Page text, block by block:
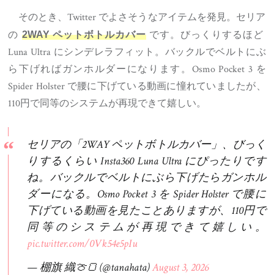
そのとき、Twitter でよさそうなアイテムを発見。セリア
の 2WAY ペットボトルカバーです。びっくりするほど
Luna Ultra にシンデレラフィット。バックルでベルトにぶ
ら下げればガンホルダーになります。Osmo Pocket 3 を
Spider Holster で腰に下げている動画に憧れていましたが、
110円で同等のシステムが再現できて嬉しい。
セリアの「2WAY ペットボトルカバー」、びっく
りするくらい Insta360 Luna Ultra にぴったりです
ね。バックルでベルトにぶら下げたらガンホル
ダーになる。Osmo Pocket 3 を Spider Holster で腰に
下げている動画を見たことありますが、110円で
同等のシステムが再現できて嬉しい。
pic.twitter.com/0Vk54e5pIu
— 棚旗 織🍈🍞 (@tanahata)August 3, 2026